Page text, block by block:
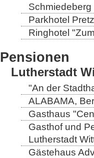
Schmiedeberg
Parkhotel
Ringhotel
Pensionen
Lutherstadt
"An der
ALABAMA,
Gasthaus
Gasthof und
Lutherstadt
Gästehaus